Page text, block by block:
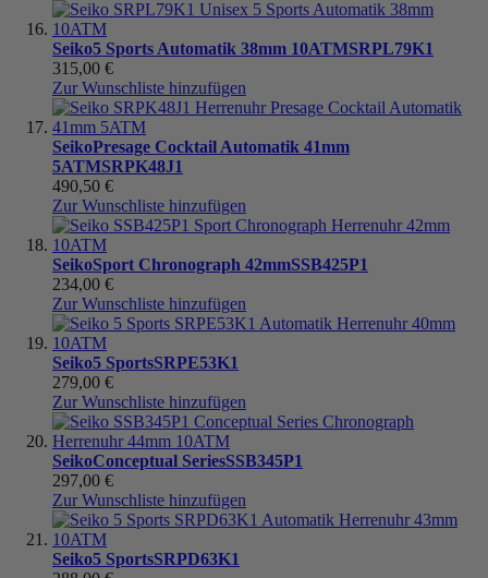
Seiko5 Sports Automatik 38mm 10ATMSRPL79K1
315,00 €
Zur Wunschliste hinzufügen
SeikoPresage Cocktail Automatik 41mm
5ATMSRPK48J1
490,50 €
Zur Wunschliste hinzufügen
SeikoSport Chronograph 42mmSSB425P1
234,00 €
Zur Wunschliste hinzufügen
Seiko5 SportsSRPE53K1
279,00 €
Zur Wunschliste hinzufügen
SeikoConceptual SeriesSSB345P1
297,00 €
Zur Wunschliste hinzufügen
Seiko5 SportsSRPD63K1